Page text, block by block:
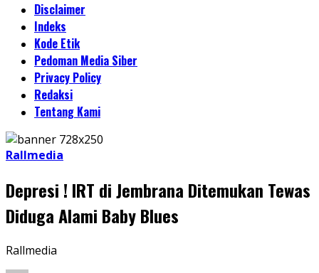
Disclaimer
Indeks
Kode Etik
Pedoman Media Siber
Privacy Policy
Redaksi
Tentang Kami
Rallmedia
Depresi ! IRT di Jembrana Ditemukan Tewas
Diduga Alami Baby Blues
Rallmedia